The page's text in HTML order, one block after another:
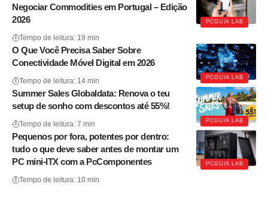
PCGUIA LAB
Negociar Commodities em Portugal – Edição
2026
Tempo de leitura: 19 min
PCGUIA LAB
O Que Você Precisa Saber Sobre
Conectividade Móvel Digital em 2026
Tempo de leitura: 14 min
PCGUIA LAB
Summer Sales Globaldata: Renova o teu
setup de sonho com descontos até 55%!
Tempo de leitura: 7 min
PCGUIA LAB
Pequenos por fora, potentes por dentro:
tudo o que deve saber antes de montar um
PC mini-ITX com a PcComponentes
Tempo de leitura: 10 min